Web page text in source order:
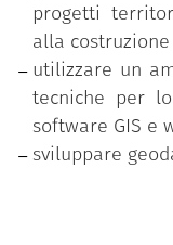
progetti
alla costruzione
utilizzare un
tecniche per
software GIS e
sviluppare